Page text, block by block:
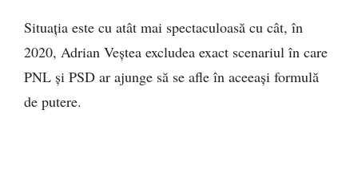
Situația este cu atât mai spectaculoasă cu cât, în
2020, Adrian Veștea excludea exact scenariul în care
PNL și PSD ar ajunge să se afle în aceeași formulă
de putere.